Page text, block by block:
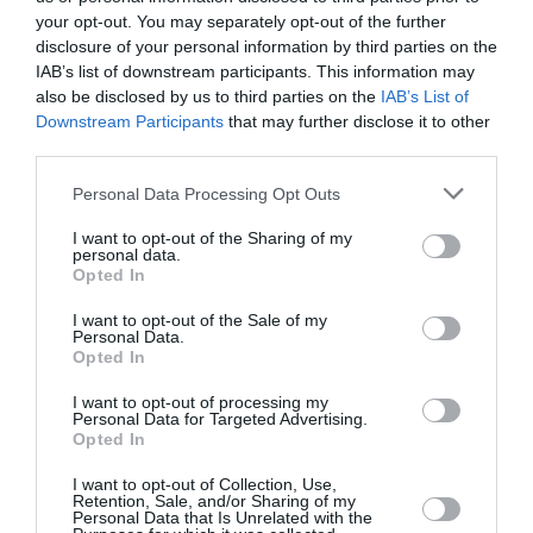
your opt-out. You may separately opt-out of the further
disclosure of your personal information by third parties on the
IAB’s list of downstream participants. This information may
also be disclosed by us to third parties on the IAB’s List of
Downstream Participants that may further disclose it to other
Personal Data Processing Opt Outs
I want to opt-out of the Sharing of my
personal data.
Opted In
I want to opt-out of the Sale of my
Personal Data.
Opted In
I want to opt-out of processing my
Personal Data for Targeted Advertising.
Opted In
I want to opt-out of Collection, Use,
Retention, Sale, and/or Sharing of my
Personal Data that Is Unrelated with the
Nazionalità: aumenti e diminuzioni
Sul fronte dellenazionalità, risultano in
crescita i cittadini bengalesi, con un+41%
2023 (-21%).
netto aumento anche i cittadini eritrei
crescono del251% rispetto al 2024 e dell’80%
Infine, i migranti provenienti dalPakistan
mostrano un
calo significativo rispetto al 2023 (-44%)